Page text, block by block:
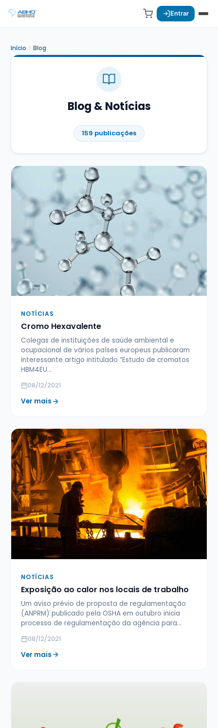
Entrar
Início Blog
Blog & Notícias
159 publicações
NOTÍCIAS
Cromo Hexavalente
Colegas de instituições de saúde ambiental e
ocupacional de vários países europeus publicaram
interessante artigo intitulado “Estudo de cromatos
HBM4EU…
08/12/2021
Ver mais
NOTÍCIAS
Exposição ao calor nos locais de trabalho
Um aviso prévio de proposta de regulamentação
(ANPRM) publicado pela OSHA em outubro inicia
processo de regulamentação da agência para…
08/12/2021
Ver mais